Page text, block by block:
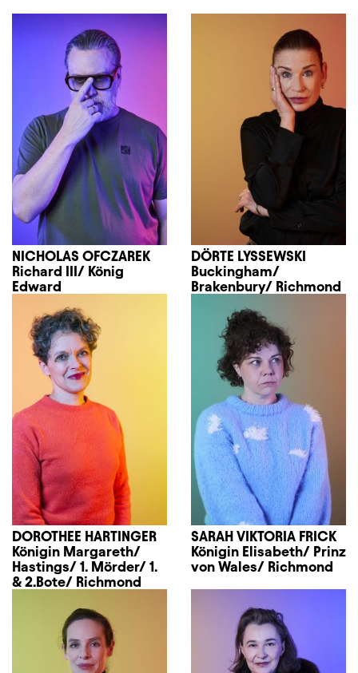
NICHOLAS OFCZAREK
Richard III/ König
Edward
DÖRTE LYSSEWSKI
Buckingham/
Brakenbury/ Richmond
DOROTHEE HARTINGER
Königin Margareth/
Hastings/ 1. Mörder/ 1.
& 2.Bote/ Richmond
SARAH VIKTORIA FRICK
Königin Elisabeth/ Prinz
von Wales/ Richmond